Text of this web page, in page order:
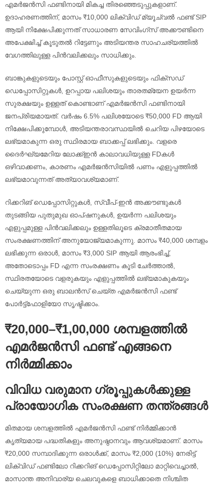
എമർജൻസി ഫണ്ടിനായി മികച്ച തിരഞ്ഞെടുപ്പുകളാണ്.
ഉദാഹരണത്തിന്, മാസം ₹10,000 ലിക്വിഡ് മ്യൂച്വൽ ഫണ്ട് SIP
ആയി നിക്ഷേപിക്കുന്നത് സാധാരണ സേവിംഗ്സ് അക്കൗണ്ടിനെ
അപേക്ഷിച്ച് കൂടുതൽ റിട്ടേണും അടിയന്തര സാഹചര്യത്തിൽ
വേഗത്തിലുള്ള പിന്‍വലിക്കലും സാധിക്കും.
ബാങ്കുകളുടെയും പോസ്റ്റ് ഓഫീസുകളുടെയും ഫിക്സഡ്
ഡെപ്പോസിറ്റുകൾ, ഉറപ്പായ പലിശയും താരതമ്യേന ഉയർന്ന
സുരക്ഷയും ഉള്ളത് കൊണ്ടാണ് എമർജൻസി ഫണ്ടിനായി
ജനപ്രിയമായത്. വർഷം 6.5% പലിശയോടെ ₹50,000 FD ആയി
നിക്ഷേപിക്കുമ്പോൾ, അടിയന്തരാവസ്ഥയിൽ ചെറിയ പിഴയോടെ
ലഭ്യമാകുന്ന ഒരു സ്ഥിരമായ ബാക്കപ്പ് ലഭിക്കും. വളരെ
ദൈർഘ്യമേറിയ ലോക്ക്ഇൻ കാലാവധിയുള്ള FDകൾ
ഒഴിവാക്കണം, കാരണം എമർജൻസിയിൽ പണം എളുപ്പത്തിൽ
ലഭ്യമാവുന്നത് അത്യാവശ്യമാണ്.
റിക്കറിങ് ഡെപ്പോസിറ്റുകൾ, സ്വീപ്-ഇൻ അക്കൗണ്ടുകൾ
തുടങ്ങിയ പുതുമുഖ ഓപ്ഷനുകൾ, ഉയർന്ന പലിശയും
എളുപ്പമുള്ള പിന്‍വലിക്കലും ഉള്ളതിലൂടെ ക്രമാതീതമായ
സംരക്ഷണത്തിന് അനുയോജ്യമാകുന്നു. മാസം ₹40,000 ശമ്പളം
ലഭിക്കുന്ന ഒരാൾ, മാസം ₹3,000 SIP ആയി ആരംഭിച്ച്,
അതോടൊപ്പം FD എന്ന സംരക്ഷണം കൂടി ചേർത്താൽ,
സ്ഥിരതയോടെ വളരുകയും എളുപ്പത്തിൽ ലഭ്യമാകുകയും
ചെയ്യുന്ന ഒരു ബാലൻസ് ചെയ്ത എമർജൻസി ഫണ്ട്
പോർട്ട്ഫോളിയോ സൃഷ്ടിക്കാം.
₹20,000–₹1,00,000 ശമ്പളത്തിൽ
എമർജൻസി ഫണ്ട് എങ്ങനെ
നിർമ്മിക്കാം
വിവിധ വരുമാന ഗ്രൂപ്പുകൾക്കുള്ള
പ്രായോഗിക സംരക്ഷണ തന്ത്രങ്ങൾ
മിതമായ ശമ്പളത്തിൽ എമർജൻസി ഫണ്ട് നിർമ്മിക്കാൻ
കൃത്യമായ പദ്ധതികളും അനുഷ്ഠാനവും ആവശ്യമാണ്. മാസം
₹20,000 സമ്പാദിക്കുന്ന ഒരാൾക്ക്, മാസം ₹2,000 (10%) നേരിട്ട്
ലിക്വിഡ് ഫണ്ടിലോ റിക്കറിങ് ഡെപ്പോസിറ്റിലോ മാറ്റിവെച്ചാൽ,
മാസാന്ത അനിവാര്യ ചെലവുകളെ ബാധിക്കാതെ നിശ്ചിത